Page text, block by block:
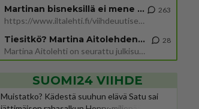
Martinan bisneksillä ei mene hyvin
https://www.iltalehti.fi/viihdeuutiset/a/c46da6ab-340f-4790-aaa7-0865eed2336 Yrityksen konkurssihakemus on tullut kärä
263
Tiesitkö? Martina Aitolehden isäpuoli on tämä suosittu laulaja
Martina Aitolehti on seurattu julkisuuden henkilö. Lähipiiriin mahtuu muitakin tunnettuja henkilöitä. Tiesitkö, että Ma
28
SUOMI24 VIIHDE
Muistatko? Kädestä suuhun elävä Satu sai